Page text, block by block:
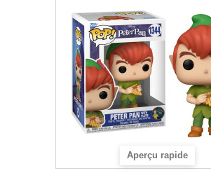
Aperçu rapide